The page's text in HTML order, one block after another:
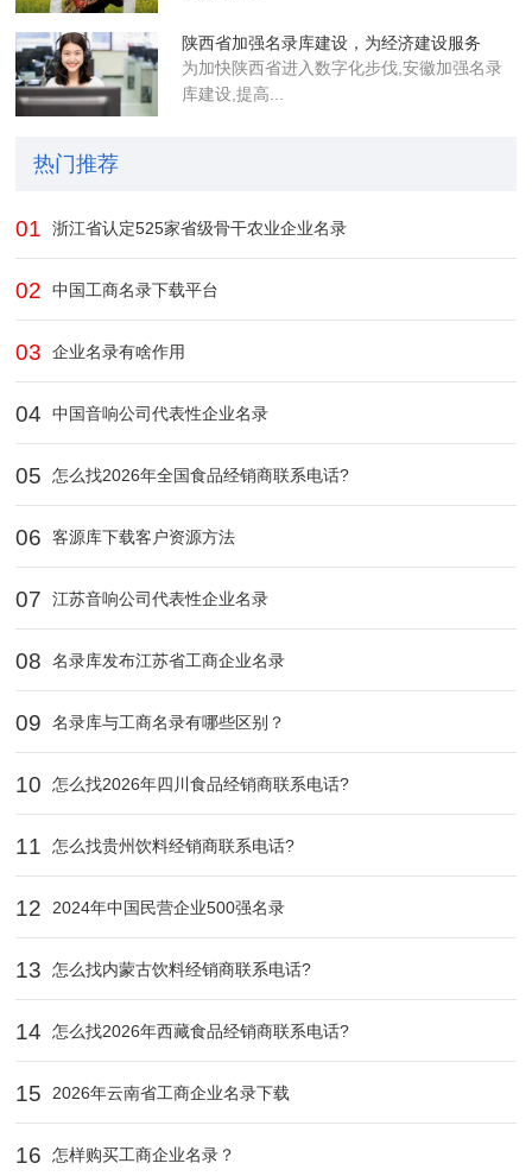
陕西省加强名录库建设，为经济建设服务
为加快陕西省进入数字化步伐,安徽加强名录
库建设,提高...
热门推荐
01 浙江省认定525家省级骨干农业企业​名录
02 中国工商名录下载平台
03 企业名录有啥作用
04 中国音响公司代表性企业名录
05 怎么找2026年全国食品经销商联系电话?
06 客源库下载客户资源方法
07 江苏音响公司代表性企业名录
08 名录库发布江苏省工商企业名录
09 名录库与工商名录有哪些区别？
10 怎么找2026年四川食品经销商联系电话?
11 怎么找贵州饮料经销商联系电话?
12 2024年中国民营企业500强名录
13 怎么找内蒙古饮料经销商联系电话?
14 怎么找2026年西藏食品经销商联系电话?
15 2026年云南省工商企业名录下载
16 怎样购买工商企业名录？